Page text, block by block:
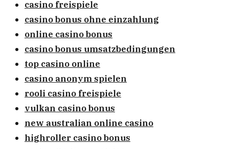
casino freispiele
casino bonus ohne einzahlung
online casino bonus
casino bonus umsatzbedingungen
top casino online
casino anonym spielen
rooli casino freispiele
vulkan casino bonus
new australian online casino
highroller casino bonus